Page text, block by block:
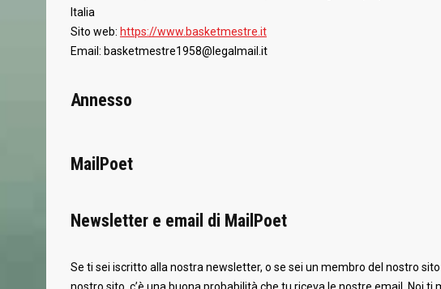
Italia
Sito web: https://www.basketmestre.it
Email: basketmestre1958@ legalmail.it
Annesso
MailPoet
Newsletter e email di MailPoet
Se ti sei iscritto alla nostra newsletter, o se sei un membro del nostro